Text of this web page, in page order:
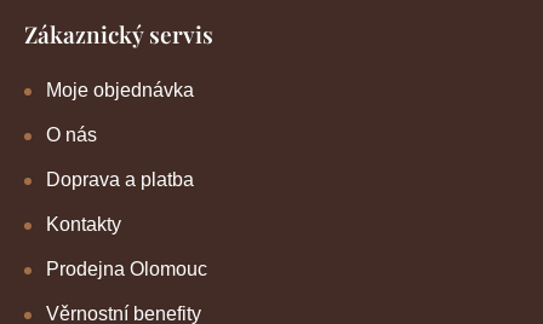
Zákaznický servis
Moje objednávka
O nás
Doprava a platba
Kontakty
Prodejna Olomouc
Věrnostní benefity